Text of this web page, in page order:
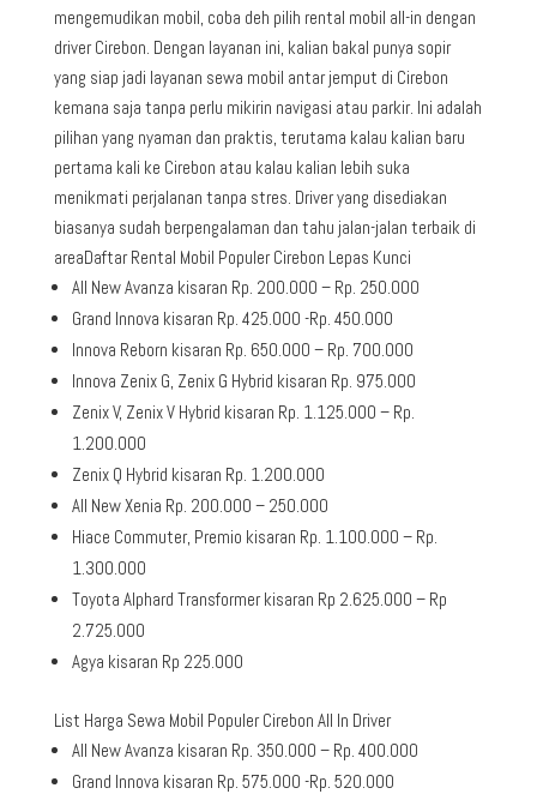
mengemudikan mobil, coba deh pilih rental mobil all-in dengan
driver Cirebon. Dengan layanan ini, kalian bakal punya sopir
yang siap jadi layanan sewa mobil antar jemput di Cirebon
kemana saja tanpa perlu mikirin navigasi atau parkir. Ini adalah
pilihan yang nyaman dan praktis, terutama kalau kalian baru
pertama kali ke Cirebon atau kalau kalian lebih suka
menikmati perjalanan tanpa stres. Driver yang disediakan
biasanya sudah berpengalaman dan tahu jalan-jalan terbaik di
areaDaftar Rental Mobil Populer Cirebon Lepas Kunci
All New Avanza kisaran Rp. 200.000 – Rp. 250.000
Grand Innova kisaran Rp. 425.000 -Rp. 450.000
Innova Reborn kisaran Rp. 650.000 – Rp. 700.000
Innova Zenix G, Zenix G Hybrid kisaran Rp. 975.000
Zenix V, Zenix V Hybrid kisaran Rp. 1.125.000 – Rp.
1.200.000
Zenix Q Hybrid kisaran Rp. 1.200.000
All New Xenia Rp. 200.000 – 250.000
Hiace Commuter, Premio kisaran Rp. 1.100.000 – Rp.
1.300.000
Toyota Alphard Transformer kisaran Rp 2.625.000 – Rp
2.725.000
Agya kisaran Rp 225.000
List Harga Sewa Mobil Populer Cirebon All In Driver
All New Avanza kisaran Rp. 350.000 – Rp. 400.000
Grand Innova kisaran Rp. 575.000 -Rp. 520.000